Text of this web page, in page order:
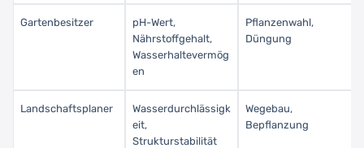
Gartenbesitzer
pH-Wert,
Nährstoffgehalt,
Wasserhaltevermög
en
Pflanzenwahl,
Düngung
Landschaftsplaner
Wasserdurchlässigk
eit,
Strukturstabilität
Wegebau,
Bepflanzung